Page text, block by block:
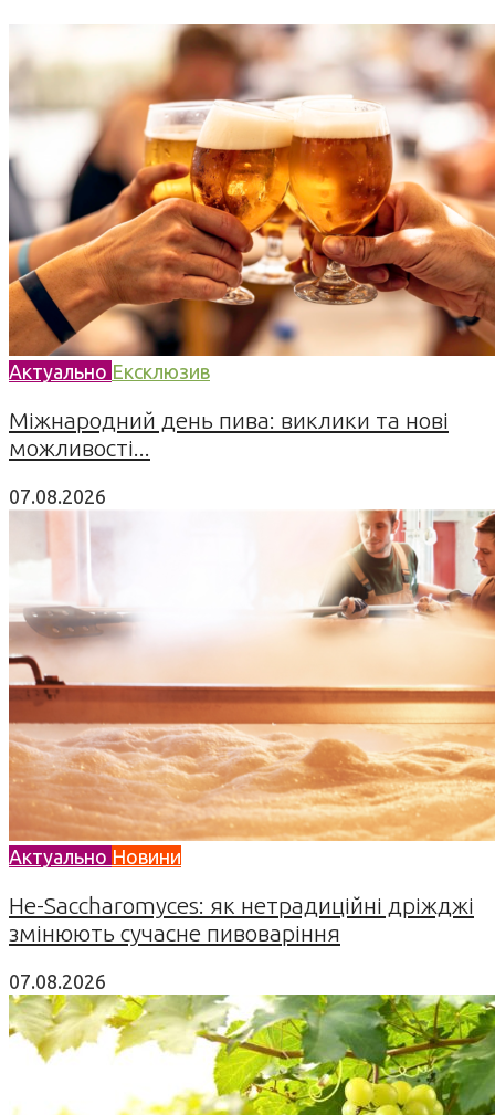
Актуально Ексклюзив
Міжнародний день пива: виклики та нові
можливості...
07.08.2026
Актуально Новини
Не-Saccharomyces: як нетрадиційні дріжджі
змінюють сучасне пивоваріння
07.08.2026